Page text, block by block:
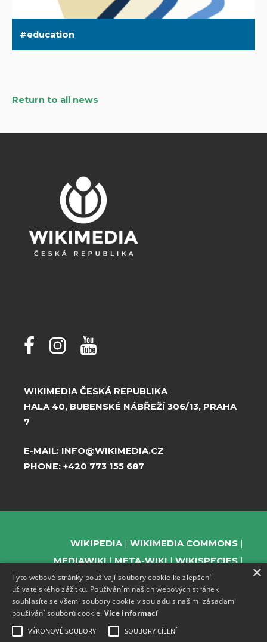
education
Return to all news
WIKIMEDIA ČESKÁ REPUBLIKA
HALA 40, BUBENSKÉ NÁBŘEŽÍ 306/13, PRAHA
7
E-MAIL: INFO@WIKIMEDIA.CZ
PHONE: +420 773 155 687
WIKIPEDIA
WIKIMEDIA COMMONS
MEDIAWIKI
META-WIKI
WIKISPECIES
WIKIBOOKS
WIKIDATA
WIKIMANIA
WIKINEWS
WIKIQUOTE
WIKISOURCE
WIKIVERSITY
×
Tyto webové stránky používají soubory cookie ke zlepšení
uživatelského zážitku. Používáním našich webových stránek
souhlasíte se všemi soubory cookie v souladu s našimi zásadami
používání souborů cookie. Více informací
VÝKONOVÉ SOUBORY SOUBORY CÍLENÍ